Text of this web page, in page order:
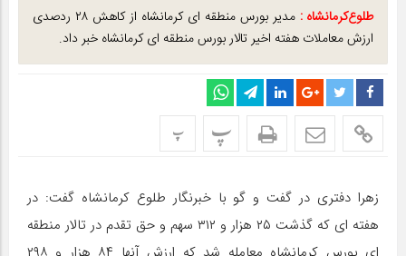
طلوع‌‌کرمانشاه :
مدیر بورس منطقه ای کرمانشاه از کاهش ۲۸ ردصدی
ارزش معاملات هفته اخیر تالار بورس منطقه ای کرمانشاه خبر داد.
پ پ
زهرا دفتری در گفت و گو با خبرنگار طلوع کرمانشاه گفت: در
هفته ای که گذشت ۲۵ هزار و ۳۱۲ سهم و حق تقدم در تالار منطقه